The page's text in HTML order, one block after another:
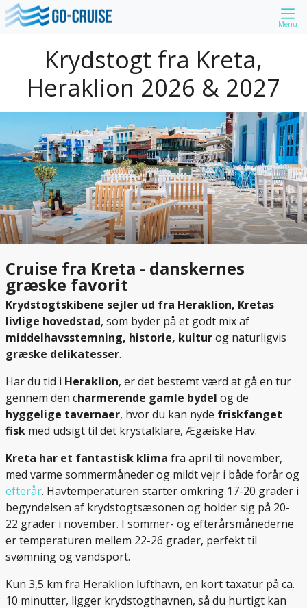
Menu
Krydstogt fra Kreta,
Heraklion 2026 & 2027
Cruise fra Kreta - danskernes
græske favorit
Krydstogtskibene sejler ud fra Heraklion, Kretas
livlige hovedstad, som byder på et godt mix af
middelhavsstemning, historie, kulturog naturligvis
græske delikatesser.
Har du tid i Heraklion, er det bestemt værd at gå en tur
gennem den charmerende gamle bydel og de
hyggelige tavernaer, hvor du kan nyde friskfanget
fisk med udsigt til det krystalklare, Ægæiske Hav.
Kreta har et fantastisk klima fra april til november,
med varme sommermåneder og mildt vejr i både forår og
efterår. Havtemperaturen starter omkring 17-20 grader i
begyndelsen af krydstogtsæsonen og holder sig på 20-
22 grader i november. I sommer- og efterårsmånederne
er temperaturen mellem 22-26 grader, perfekt til
svømning og vandsport.
Kun 3,5 km fra Heraklion lufthavn, en kort taxatur på ca.
10 minutter, ligger krydstogthavnen, så du hurtigt kan